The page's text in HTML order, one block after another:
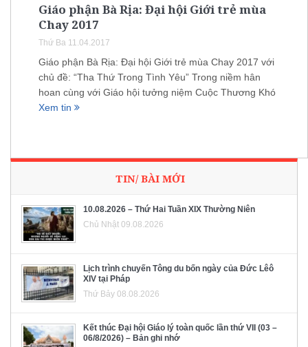
Giáo phận Bà Rịa: Đại hội Giới trẻ mùa
Chay 2017
Thứ Ba 11.04.2017
Giáo phận Bà Rịa: Đại hội Giới trẻ mùa Chay 2017 với
chủ đề: “Tha Thứ Trong Tình Yêu” Trong niềm hân
hoan cùng với Giáo hội tưởng niệm Cuộc Thương Khó
Xem tin
TIN/ BÀI MỚI
10.08.2026 – Thứ Hai Tuần XIX Thường Niên
Chủ Nhật 09.08.2026
Lịch trình chuyến Tông du bốn ngày của Đức Lêô
XIV tại Pháp
Thứ Bảy 08.08.2026
Kết thúc Đại hội Giáo lý toàn quốc lần thứ VII (03 –
06/8/2026) – Bản ghi nhớ